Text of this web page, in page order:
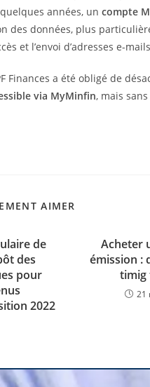
années, un compte
des données, plus
et l’envoi d’adresses e-
Finances a été obligé de
via MyMinfin, mais
AIMER
de
des
pour
2022
Acheter
émission :
timig
21